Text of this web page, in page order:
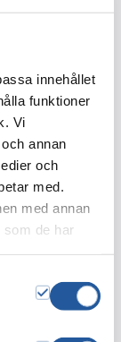
innehållet
funktioner
Vi
annan
och
med.
med annan
som de har
har IGNIS
och skapat
och
I
tillverkad